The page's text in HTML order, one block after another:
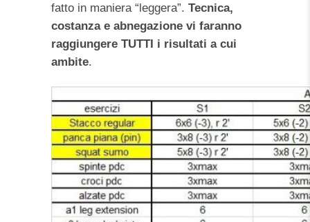
fatto in maniera “leggera”. Tecnica,
costanza e abnegazione vi faranno
raggiungere TUTTI i risultati a cui
ambite.